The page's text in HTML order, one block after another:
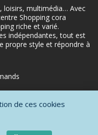
loisirs, multimédia… Avec
Shopping cora
riche et varié.
indépendantes, tout est
propre style et répondre à
d'utilisation
de ces cookies